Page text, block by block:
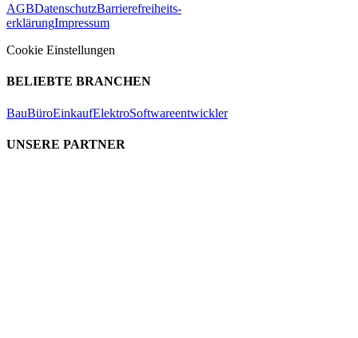
AGBDatenschutzBarrierefreiheits-
erklärungImpressum
Cookie Einstellungen
BELIEBTE BRANCHEN
BauBüroEinkaufElektroSoftwareentwickler
UNSERE PARTNER